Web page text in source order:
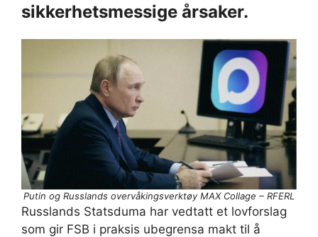
sikkerhetsmessige årsaker.
Putin og Russlands overvåkingsverktøy MAX Collage – RFERL
Russlands Statsduma har vedtatt et lovforslag
som gir FSB i praksis ubegrensa makt til å